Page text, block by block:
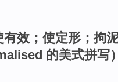
有效；使定形；拘
的美式拼写